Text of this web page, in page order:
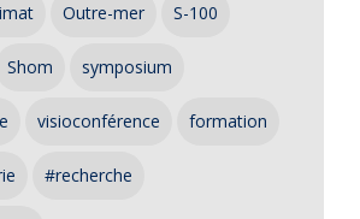
Outre-mer S-100
Shom symposium
visioconférence formation
#recherche